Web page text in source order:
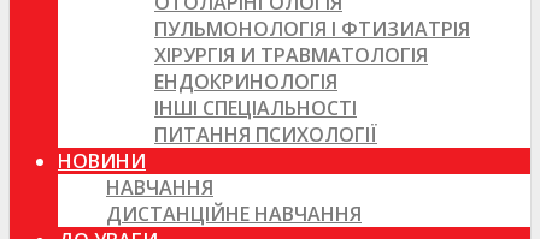
ПУЛЬМОНОЛОГІЯ І ФТИЗИАТРІЯ
ХІРУРГІЯ И ТРАВМАТОЛОГІЯ
ЕНДОКРИНОЛОГІЯ
ІНШІ СПЕЦІАЛЬНОСТІ
ПИТАННЯ ПСИХОЛОГІЇ
НОВИНИ
НАВЧАННЯ
ДИСТАНЦІЙНЕ НАВЧАННЯ